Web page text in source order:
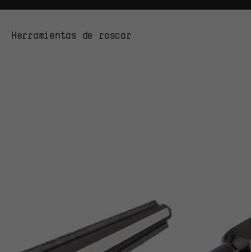
Herramientas de roscar